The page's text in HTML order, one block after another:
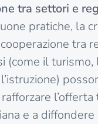
tra settori e
pratiche, la
tra
(come il turismo,
l’offerta
e a diffondere